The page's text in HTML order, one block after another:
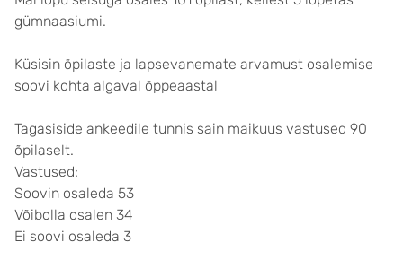
gümnaasiumi.
Küsisin õpilaste ja lapsevanemate arvamust osalemise
soovi kohta algaval õppeaastal
Tagasiside ankeedile tunnis sain maikuus vastused 90
õpilaselt.
Vastused:
Soovin osaleda 53
Võibolla osalen 34
Ei soovi osaleda 3